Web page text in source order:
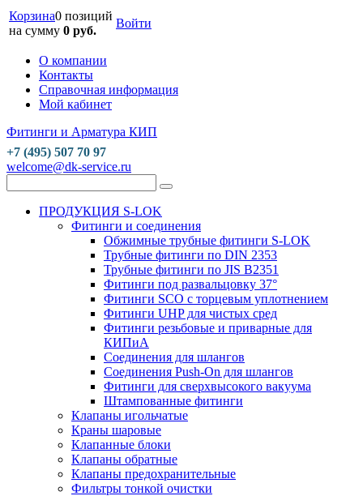
Корзина0 позиций
на сумму 0 руб.
Войти
О компании
Контакты
Справочная информация
Мой кабинет
Фитинги и Арматура КИП
+7 (495) 507 70 97
welcome@dk-service.ru
ПРОДУКЦИЯ S-LOK
Фитинги и соединения
Обжимные трубные фитинги S-LOK
Трубные фитинги по DIN 2353
Трубные фитинги по JIS B2351
Фитинги под развальцовку 37°
Фитинги SCO с торцевым уплотнением
Фитинги UHP для чистых сред
Фитинги резьбовые и приварные для
КИПиА
Соединения для шлангов
Соединения Push-On для шлангов
Фитинги для сверхвысокого вакуума
Штампованные фитинги
Клапаны игольчатые
Краны шаровые
Клапанные блоки
Клапаны обратные
Клапаны предохранительные
Фильтры тонкой очистки